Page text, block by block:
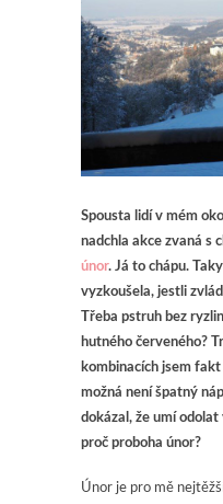
Spousta lidí v mém
nadchla akce zvaná s
únor. Já to chápu.
vyzkoušela, jestli
Třeba pstruh bez
hutného červeného?
kombinacích jsem
možná není špatný
dokázal, že umí
proč proboha únor?
Únor je pro mě